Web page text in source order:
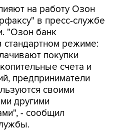
на работу Озон
в пресс-службе
"Озон банк
стандартном режиме:
покупки
счета и
предприниматели
своими
другими
- сообщил